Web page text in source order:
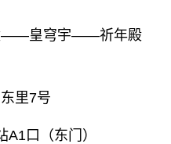
——皇穹宇——祈年殿
里7号
口（东门）